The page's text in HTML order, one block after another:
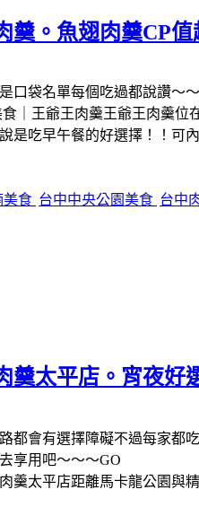
羹。魚翅肉羹CP
口袋名單每個吃過都說讚～
｜王爺王肉羹王爺王肉羹
是吃早午餐的好選擇！！可
美食 台中中央公園美食 台中
羹太平店。宵夜好
都會有選擇障礙不過每家
享用吧～～～GO
羹太平店距離馬卡龍公園